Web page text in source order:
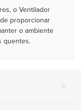
o Ventilador
proporcionar
o ambiente
quentes.
>